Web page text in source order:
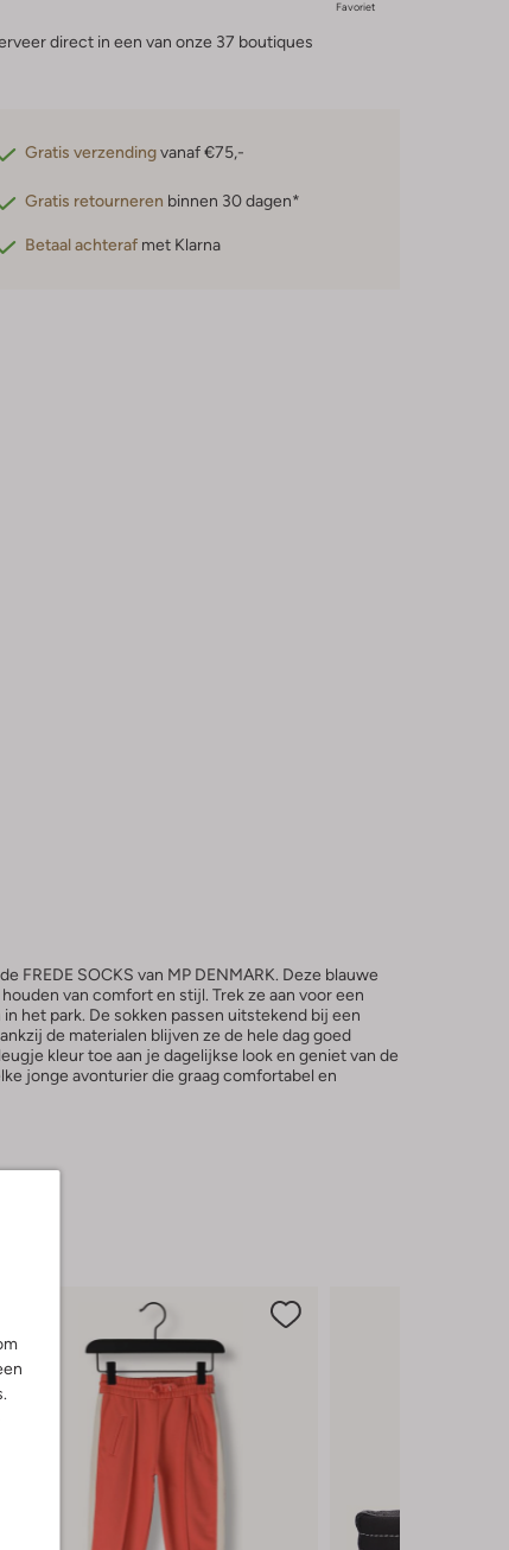
Favoriet
direct in een van onze 37 boutiques
Gratis verzendingvanaf €75,-
Gratis retourneren binnen 30 dagen*
Betaal achteraf met Klarna
FREDE SOCKS van MP DENMARK. Deze blauwe
van comfort en stijl. Trek ze aan voor een
het park. De sokken passen uitstekend bij een
de materialen blijven ze de hele dag goed
kleur toe aan je dagelijkse look en geniet van de
jonge avonturier die graag comfortabel en